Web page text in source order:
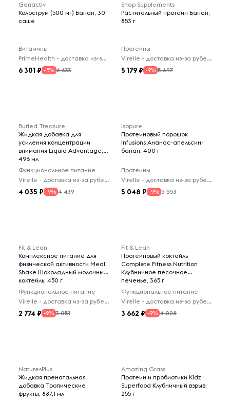
Genactiv
Колострум (500 мг) Банан, 30
саше
Витамины
PrimeHealth - доставка из-за рубежа
6 301 -5% 6 633
Snap Supplements
Растительный протеин Банан,
853 г
Протеины
Virelle - доставка из-за рубежа
5 179 -9% 5 697
Buried Treasure
Жидкая добавка для
усиления концентрации
внимания Liquid Advantage,
496 мл
Функциональное питание
Virelle - доставка из-за рубежа
4 035 -9% 4 439
Isopure
Протеиновый порошок
Infusions Ананас-апельсин-
банан, 400 г
Протеины
Virelle - доставка из-за рубежа
5 048 -9% 5 553
Fit & Lean
Комплексное питание для
физической активности Meal
Shake Шоколадный молочный
коктейль, 450 г
Функциональное питание
Virelle - доставка из-за рубежа
2 774 -9% 3 051
Fit & Lean
Протеиновый коктейль
Complete Fitness Nutrition
Клубничное песочное
печенье, 365 г
Функциональное питание
Virelle - доставка из-за рубежа
3 662 -9% 4 028
NaturesPlus
Жидкая пренатальная
добавка Тропические
фрукты, 887,1 мл
Amazing Grass
Протеин и пробиотики Kidz
Superfood Клубничный взрыв,
255 г